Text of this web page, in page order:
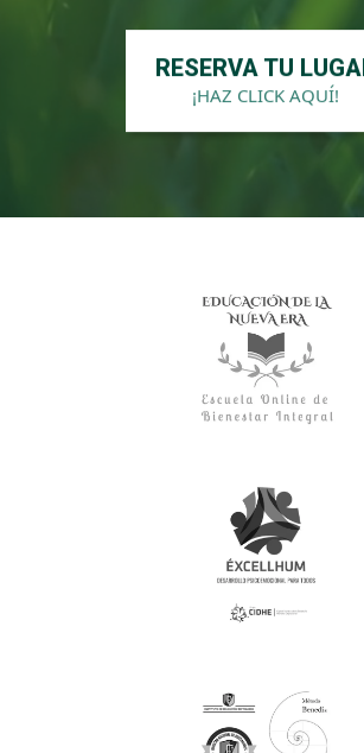
RESERVA TU LUGAR
¡HAZ CLICK AQUÍ!